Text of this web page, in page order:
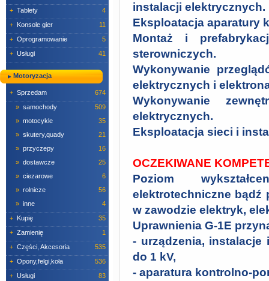
+ Tablety
4
+ Konsole gier
11
+ Oprogramowanie
5
+ Usługi 41
Motoryzacja
+ Sprzedam
674
» samochody
509
» motocykle
35
» skutery,quady
21
» przyczepy
16
» dostawcze
25
» ciezarowe
6
» rolnicze
56
» inne
4
+ Kupię
35
+ Zamienię
1
+ Części, Akcesoria
535
+ Opony,felgi,koła
536
+ Usługi 83
instalacji elektrycznych.
Eksploatacja aparatury
Montaż i
sterowniczych.
Wykonywanie
elektrycznych i
Wykonywanie
elektrycznych.
Eksploatacja sieci i
OCZEKIWANE
Poziom
elektrotechniczne bądź
w zawodzie elektryk,
Uprawnienia G-1E
- urządzenia,
do 1 kV,
- aparatura kontrolno-